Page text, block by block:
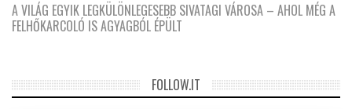
A VILÁG EGYIK LEGKÜLÖNLEGESEBB SIVATAGI VÁROSA – AHOL MÉG A
FELHŐKARCOLÓ IS AGYAGBÓL ÉPÜLT
FOLLOW.IT